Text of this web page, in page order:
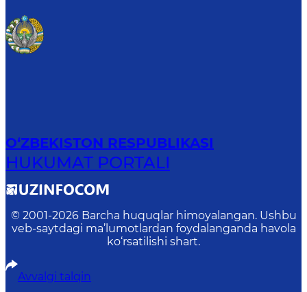
O‘ZBEKISTON RESPUBLIKASI
HUKUMAT PORTALI
© 2001-2026 Barcha huquqlar himoyalangan. Ushbu
veb-saytdagi ma’lumotlardan foydalanganda havola
ko‘rsatilishi shart.
Avvalgi talqin